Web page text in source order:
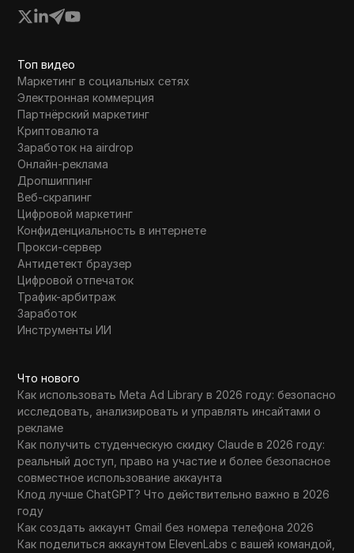
Топ видео
Маркетинг в социальных сетях
Электронная коммерция
Партнёрский маркетинг
Криптовалюта
Заработок на airdrop
Онлайн-реклама
Дропшиппинг
Веб-скрапинг
Цифровой маркетинг
Конфиденциальность в интернете
Прокси-сервер
Антидетект браузер
Цифровой отпечаток
Трафик-арбитраж
Заработок
Инструменты ИИ
Что нового
Как использовать Meta Ad Library в 2026 году: безопасно
исследовать, анализировать и управлять инсайтами о
рекламе
Как получить студенческую скидку Claude в 2026 году:
реальный доступ, право на участие и более безопасное
совместное использование аккаунта
Клод лучше ChatGPT? Что действительно важно в 2026
году
Как создать аккаунт Gmail без номера телефона 2026
Как поделиться аккаунтом ElevenLabs с вашей командой,